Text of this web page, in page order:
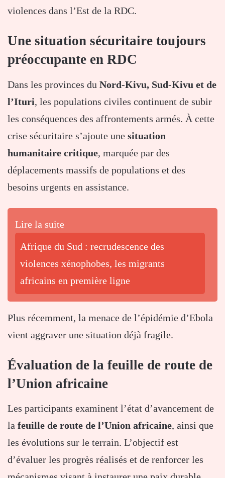
violences dans l’Est de la RDC.
Une situation sécuritaire toujours
préoccupante en RDC
Dans les provinces du Nord-Kivu, Sud-Kivu et de
l’Ituri, les populations civiles continuent de subir
les conséquences des affrontements armés. À cette
crise sécuritaire s’ajoute une situation
humanitaire critique, marquée par des
déplacements massifs de populations et des
besoins urgents en assistance.
Lire la suite
Afrique du Sud : recrudescence des
violences xénophobes, les migrants
africains en première ligne
Plus récemment, la menace de l’épidémie d’Ebola
vient aggraver une situation déjà fragile.
Évaluation de la feuille de route de
l’Union africaine
Les participants examinent l’état d’avancement de
la feuille de route de l’Union africaine, ainsi que
les évolutions sur le terrain. L’objectif est
d’évaluer les progrès réalisés et de renforcer les